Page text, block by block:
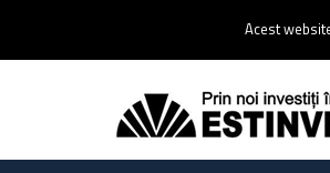
0237 238 900 |Email
Acest